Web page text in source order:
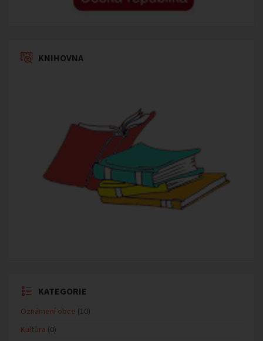
KNIHOVNA
KATEGORIE
Oznámení obce (10)
Kultůra (0)